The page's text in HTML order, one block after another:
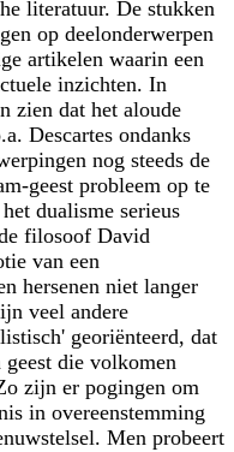
literatuur. De stukken
op deelonderwerpen
artikelen waarin een
inzichten. In
zien dat het aloude
Descartes ondanks
nog steeds de
geest probleem op te
dualisme serieus
filosoof David
van een
hersenen niet langer
veel andere
georiënteerd, dat
die volkomen
zijn er pogingen om
in overeenstemming
Men probeert